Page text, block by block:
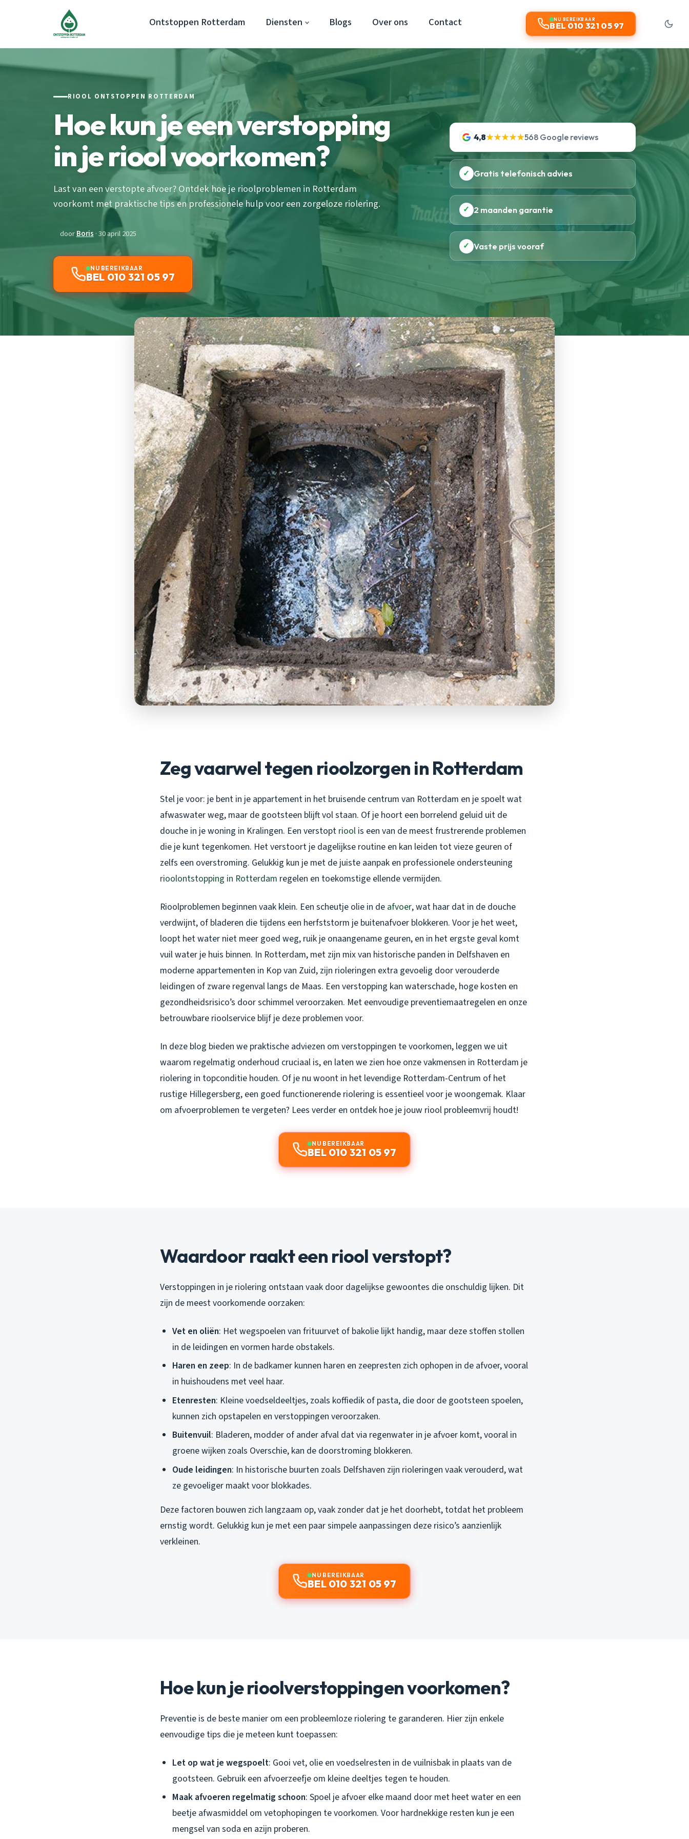
Ontstoppen Rotterdam Diensten Blogs Over ons Contact NU BEREIKBAAR
BEL 010 321 05 97
RIOOL ONTSTOPPEN ROTTERDAM
Hoe kun je een verstopping
in je riool voorkomen?
Last van een verstopte afvoer? Ontdek hoe je rioolproblemen in Rotterdam
voorkomt met praktische tips en professionele hulp voor een zorgeloze riolering.
doorBoris · 30 april 2025
NU BEREIKBAAR
BEL 010 321 05 97
4,8★★★★★568 Google reviews
✓ Gratis telefonisch advies
✓ 2 maanden garantie
✓ Vaste prijs vooraf
Zeg vaarwel tegen rioolzorgen in Rotterdam
Stel je voor: je bent in je appartement in het bruisende centrum van Rotterdam en je spoelt wat
afwaswater weg, maar de gootsteen blijft vol staan. Of je hoort een borrelend geluid uit de
douche in je woning in Kralingen. Een verstopt riool is een van de meest frustrerende problemen
die je kunt tegenkomen. Het verstoort je dagelijkse routine en kan leiden tot vieze geuren of
zelfs een overstroming. Gelukkig kun je met de juiste aanpak en professionele ondersteuning
rioolontstopping in Rotterdam regelen en toekomstige ellende vermijden.
Rioolproblemen beginnen vaak klein. Een scheutje olie in de afvoer, wat haar dat in de douche
verdwijnt, of bladeren die tijdens een herfststorm je buitenafvoer blokkeren. Voor je het weet,
loopt het water niet meer goed weg, ruik je onaangename geuren, en in het ergste geval komt
vuil water je huis binnen. In Rotterdam, met zijn mix van historische panden in Delfshaven en
moderne appartementen in Kop van Zuid, zijn rioleringen extra gevoelig door verouderde
leidingen of zware regenval langs de Maas. Een verstopping kan waterschade, hoge kosten en
gezondheidsrisico’s door schimmel veroorzaken. Met eenvoudige preventiemaatregelen en onze
betrouwbare rioolservice blijf je deze problemen voor.
In deze blog bieden we praktische adviezen om verstoppingen te voorkomen, leggen we uit
waarom regelmatig onderhoud cruciaal is, en laten we zien hoe onze vakmensen in Rotterdam je
riolering in topconditie houden. Of je nu woont in het levendige Rotterdam-Centrum of het
rustige Hillegersberg, een goed functionerende riolering is essentieel voor je woongemak. Klaar
om afvoerproblemen te vergeten? Lees verder en ontdek hoe je jouw riool probleemvrij houdt!
NU BEREIKBAAR
BEL 010 321 05 97
Waardoor raakt een riool verstopt?
Verstoppingen in je riolering ontstaan vaak door dagelijkse gewoontes die onschuldig lijken. Dit
zijn de meest voorkomende oorzaken:
Vet en oliën: Het wegspoelen van frituurvet of bakolie lijkt handig, maar deze stoffen stollen
in de leidingen en vormen harde obstakels.
Haren en zeep: In de badkamer kunnen haren en zeepresten zich ophopen in de afvoer, vooral
in huishoudens met veel haar.
Etenresten: Kleine voedseldeeltjes, zoals koffiedik of pasta, die door de gootsteen spoelen,
kunnen zich opstapelen en verstoppingen veroorzaken.
Buitenvuil: Bladeren, modder of ander afval dat via regenwater in je afvoer komt, vooral in
groene wijken zoals Overschie, kan de doorstroming blokkeren.
Oude leidingen: In historische buurten zoals Delfshaven zijn rioleringen vaak verouderd, wat
ze gevoeliger maakt voor blokkades.
Deze factoren bouwen zich langzaam op, vaak zonder dat je het doorhebt, totdat het probleem
ernstig wordt. Gelukkig kun je met een paar simpele aanpassingen deze risico’s aanzienlijk
verkleinen.
NU BEREIKBAAR
BEL 010 321 05 97
Hoe kun je rioolverstoppingen voorkomen?
Preventie is de beste manier om een probleemloze riolering te garanderen. Hier zijn enkele
eenvoudige tips die je meteen kunt toepassen:
Let op wat je wegspoelt: Gooi vet, olie en voedselresten in de vuilnisbak in plaats van de
gootsteen. Gebruik een afvoerzeefje om kleine deeltjes tegen te houden.
Maak afvoeren regelmatig schoon: Spoel je afvoer elke maand door met heet water en een
beetje afwasmiddel om vetophopingen te voorkomen. Voor hardnekkige resten kun je een
mengsel van soda en azijn proberen.